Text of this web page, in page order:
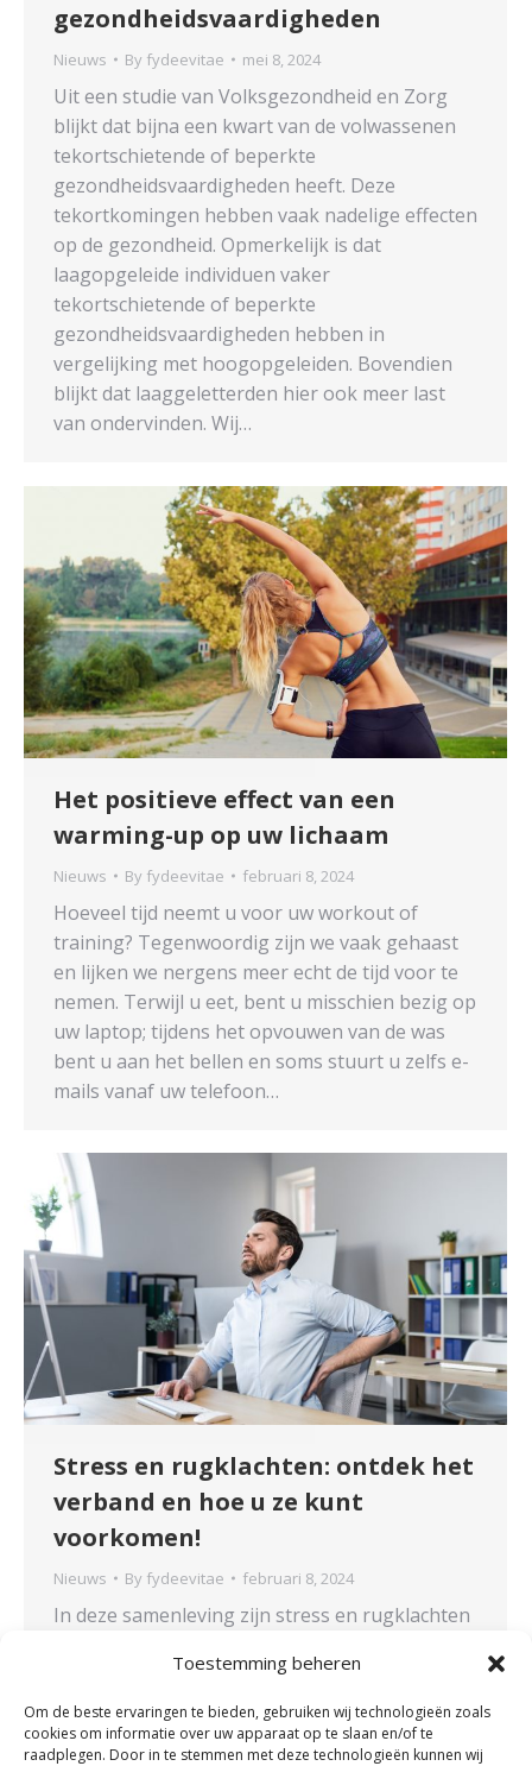
Toestemming beheren
Om de beste ervaringen te bieden, gebruiken wij technologieën zoals
cookies om informatie over uw apparaat op te slaan en/of te
raadplegen. Door in te stemmen met deze technologieën kunnen wij
gezondheidsvaardigheden
Nieuws By fydeevitae mei 8, 2024
Uit een studie van Volksgezondheid en Zorg
blijkt dat bijna een kwart van de volwassenen
tekortschietende of beperkte
gezondheidsvaardigheden heeft. Deze
tekortkomingen hebben vaak nadelige effecten
op de gezondheid. Opmerkelijk is dat
laagopgeleide individuen vaker
tekortschietende of beperkte
gezondheidsvaardigheden hebben in
vergelijking met hoogopgeleiden. Bovendien
blijkt dat laaggeletterden hier ook meer last
van ondervinden. Wij…
Het positieve effect van een
warming-up op uw lichaam
Nieuws By fydeevitae februari 8, 2024
Hoeveel tijd neemt u voor uw workout of
training? Tegenwoordig zijn we vaak gehaast
en lijken we nergens meer echt de tijd voor te
nemen. Terwijl u eet, bent u misschien bezig op
uw laptop; tijdens het opvouwen van de was
bent u aan het bellen en soms stuurt u zelfs e-
mails vanaf uw telefoon…
Stress en rugklachten: ontdek het
verband en hoe u ze kunt
voorkomen!
Nieuws By fydeevitae februari 8, 2024
In deze samenleving zijn stress en rugklachten
mee hebben. Wist u dat stress en lichamelijke
klachten met elkaar verband houden? 57
procent van de Nederlanders geeft aan wel